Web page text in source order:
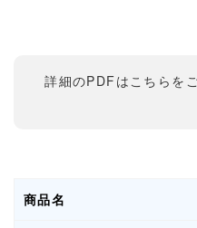
詳細のPDFはこちらを
商品名